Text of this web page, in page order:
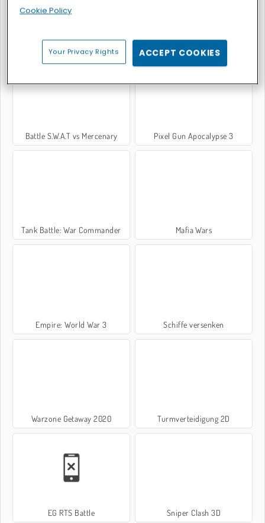
Heroes of Myths Scharfschützenteam 2
Battle S.W.A.T vs Mercenary Pixel Gun Apocalypse 3
Tank Battle: War Commander Mafia Wars
Empire: World War 3 Schiffe versenken
Warzone Getaway 2020 Turmverteidigung 2D
EG RTS Battle Sniper Clash 3D
Cookie Policy
Your Privacy Rights ACCEPT COOKIES